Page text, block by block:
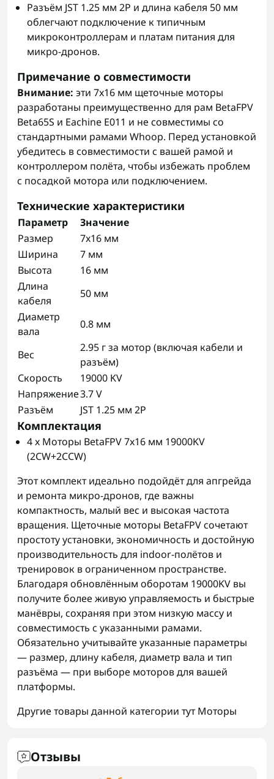
Разъём JST 1.25 мм 2P и длина кабеля 50 мм
облегчают подключение к типичным
микроконтроллерам и платам питания для
микро-дронов.
Примечание о совместимости
Внимание: эти 7x16 мм щеточные моторы
разработаны преимущественно для рам BetaFPV
Beta65S и Eachine E011 и не совместимы со
стандартными рамами Whoop. Перед установкой
убедитесь в совместимости с вашей рамой и
контроллером полёта, чтобы избежать проблем
с посадкой мотора или подключением.
Технические характеристики
Параметр
Значение
Размер
7x16 мм
Ширина
7 мм
Высота
16 мм
Длина
кабеля
50 мм
Диаметр
вала
0.8 мм
Вес
2.95 г за мотор (включая кабели и
разъём)
Скорость
19000 KV
Напряжение3.7 V
Разъём
JST 1.25 мм 2P
Комплектация
4 x Моторы BetaFPV 7x16 мм 19000KV
(2CW+2CCW)
Этот комплект идеально подойдёт для апгрейда
и ремонта микро-дронов, где важны
компактность, малый вес и высокая частота
вращения. Щеточные моторы BetaFPV сочетают
простоту установки, экономичность и достойную
производительность для indoor-полётов и
тренировок в ограниченном пространстве.
Благодаря обновлённым оборотам 19000KV вы
получите более живую управляемость и быстрые
манёвры, сохраняя при этом низкую массу и
совместимость с указанными рамами.
Обязательно учитывайте указанные параметры
— размер, длину кабеля, диаметр вала и тип
разъёма — при выборе моторов для вашей
платформы.
Другие товары данной категории тутМоторы
Отзывы